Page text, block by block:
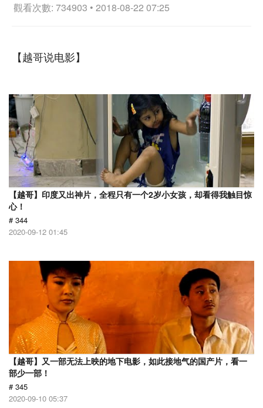
觀看次數: 734903 • 2018-08-22 07:25
【越哥说电影】
【越哥】印度又出神片，全程只有一个2岁小女孩，却看得我触目惊
心！
# 344
2020-09-12 01:45
【越哥】又一部无法上映的地下电影，如此接地气的国产片，看一
部少一部！
# 345
2020-09-10 05:37